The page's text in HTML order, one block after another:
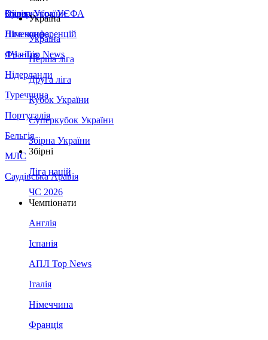
Збірна України
Італія
Німеччина
Франція
Нідерланди
Туреччина
Португалія
Бельгія
МЛС
Саудівська Аравія
Суперкубок УЄФА
Ліга конференцій
ЛЧ - Top News
Україна
Україна
Перша ліга
Друга ліга
Кубок України
Суперкубок України
Збірна України
Збірні
Ліга націй
ЧС 2026
Чемпіонати
Англія
Іспанія
АПЛ Top News
Італія
Німеччина
Франція